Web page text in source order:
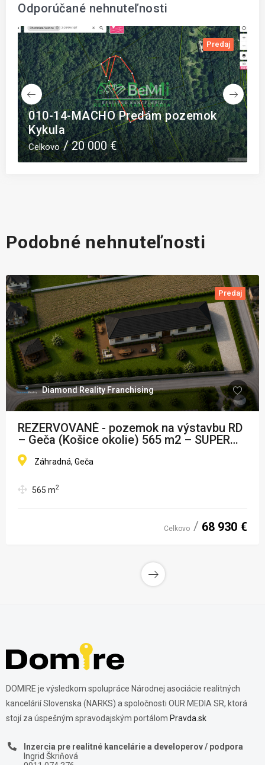
Odporúčané nehnuteľnosti
Predaj
010-14-MACHO Predám pozemok
Kykula
Celkovo 20 000 €
Podobné nehnuteľnosti
Predaj
Diamond Reality Franchising
REZERVOVANÉ - pozemok na výstavbu RD
– Geča (Košice okolie) 565 m2 – SUPER
CENA
Záhradná, Geča
565 m2
Celkovo 68 930 €
DOMIRE je výsledkom spolupráce Národnej asociácie realitných
kancelárií Slovenska (NARKS) a spoločnosti OUR MEDIA SR, ktorá
stojí za úspešným spravodajským portálom Pravda.sk
Inzercia pre realitné kancelárie a developerov / podpora
Ingrid Škriňová